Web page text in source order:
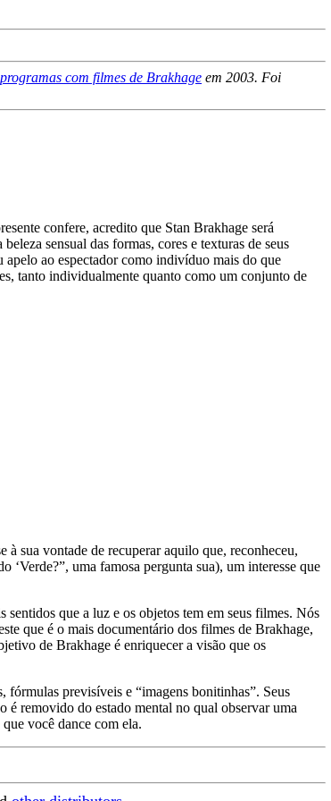
com filmes de Brakhage em 2003. Foi
confere, acredito que Stan Brakhage será
sensual das formas, cores e texturas de seus
ao espectador como indivíduo mais do que
tanto individualmente quanto como um conjunto de
sua vontade de recuperar aquilo que, reconheceu,
uma famosa pergunta sua), um interesse que
que a luz e os objetos tem em seus filmes. Nós
que é o mais documentário dos filmes de Brakhage,
de Brakhage é enriquecer a visão que os
previsíveis e “imagens bonitinhas”. Seus
é removido do estado mental no qual observar uma
você dance com ela.